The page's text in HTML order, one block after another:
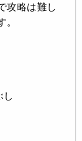
攻略は難し
し